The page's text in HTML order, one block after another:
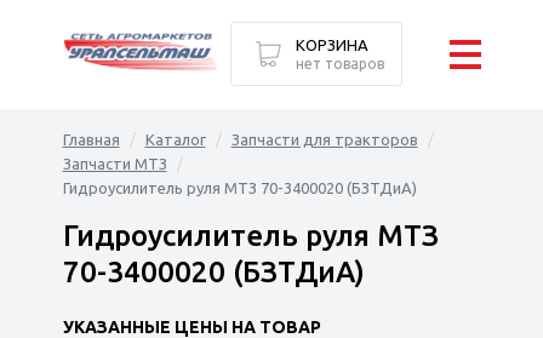
Главная Каталог
Запчасти для тракторов
Запчасти МТЗ
Гидроусилитель руля МТЗ 70-3400020 (БЗТДиА)
Гидроусилитель руля МТЗ
70-3400020 (БЗТДиА)
УКАЗАННЫЕ ЦЕНЫ НА ТОВАР
КОРЗИНА
нет товаров